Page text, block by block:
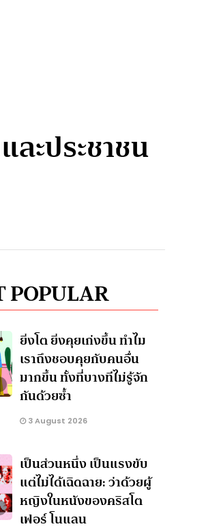
ะประชาชน
POPULAR
ยิ่งโต ยิ่งคุยเก่งขึ้น ทำไม
เราถึงชอบคุยกับคนอื่น
มากขึ้น ทั้งที่บางทีไม่รู้จัก
กันด้วยซ้ำ
3 August 2026
เป็นส่วนหนึ่ง เป็นแรงขับ
แต่ไม่ได้เฉิดฉาย: ว่าด้วยผู้
หญิงในหนังของคริสโต
เฟอร์ โนแลน